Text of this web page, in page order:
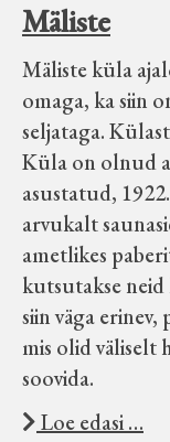
Mäliste
Mäliste küla
omaga, ka siin
seljataga.
Küla on olnud
asustatud,
arvukalt
ametlikes
kutsutakse
siin väga
mis olid väliselt
soovida.
Loe edasi …